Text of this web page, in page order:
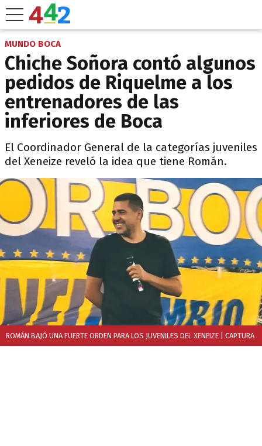
MUNDO BOCA
Chiche Soñora contó algunos
pedidos de Riquelme a los
entrenadores de las
inferiores de Boca
El Coordinador General de la categorías juveniles
del Xeneize reveló la idea que tiene Román.
ROMÁN BAJÓ UNA FUERTE ORDEN PARA LOS JUVENILES DEL XENEIZE | CAPTURA